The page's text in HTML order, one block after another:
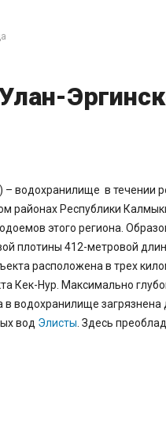
водохранилище в течении
районах Республики
этого региона.
плотины 412-метровой
расположена в трех
Кек-Нур. Максимально
в водохранилище загрязнена
вод Элисты . Здесь